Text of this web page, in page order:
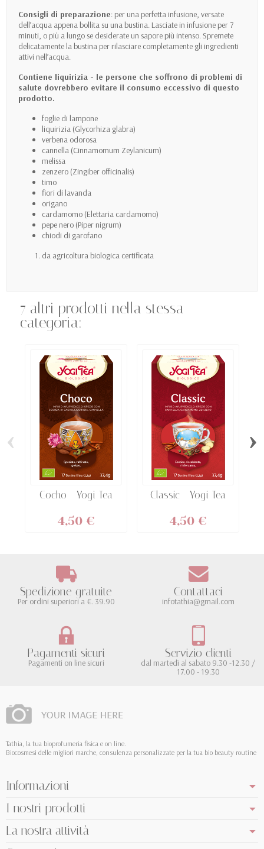
Consigli di preparazione: per una perfetta infusione, versate
dell’acqua appena bollita su una bustina. Lasciate in infusione per 7
minuti, o più a lungo se desiderate un sapore più intenso. Spremete
delicatamente la bustina per rilasciare completamente gli ingredienti
attivi nell’acqua.
Contiene liquirizia - le persone che soffrono di problemi di
salute dovrebbero evitare il consumo eccessivo di questo
prodotto.
foglie di lampone
liquirizia (Glycorhiza glabra)
verbena odorosa
cannella (Cinnamomum Zeylanicum)
melissa
zenzero (Zingiber officinalis)
timo
fiori di lavanda
origano
cardamomo (Elettaria cardamomo)
pepe nero (Piper nigrum)
chiodi di garofano
da agricoltura biologica certificata
7 altri prodotti nella stessa
categoria:
Cocho - Yogi Tea
4,50 €
Classic - Yogi Tea
4,50 €
‹ ›
Spedizione gratuite
Per ordini superiori a €. 39.90
Contattaci
infotathia@gmail.com
Pagamenti sicuri
Pagamenti on line sicuri
Servizio clienti
dal martedì al sabato 9.30 -12.30 /
17.00 - 19.30
Tathia, la tua bioprofumeria fisica e on line.
Biocosmesi delle migliori marche, consulenza personalizzate per la tua bio beauty routine
Informazioni
I nostri prodotti
La nostra attività